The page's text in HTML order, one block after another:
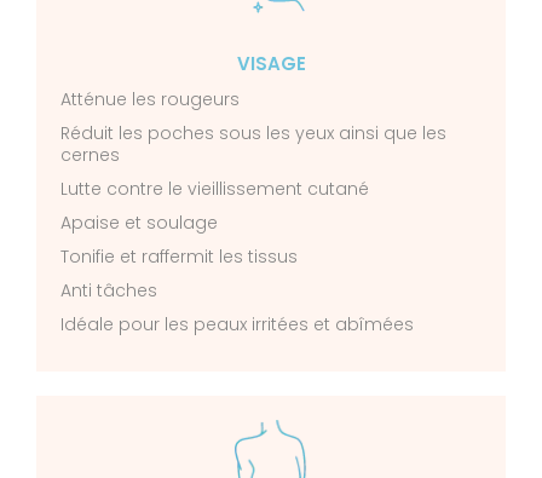
VISAGE
Atténue les rougeurs
Réduit les poches sous les yeux ainsi que les
cernes
Lutte contre le vieillissement cutané
Apaise et soulage
Tonifie et raffermit les tissus
Anti tâches
Idéale pour les peaux irritées et abîmées